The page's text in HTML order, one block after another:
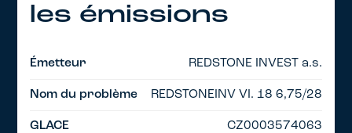
les émissions
Émetteur REDSTONE INVEST a.s.
Nom du problème REDSTONEINV VI. 18 6,75/28
GLACE CZ0003574063